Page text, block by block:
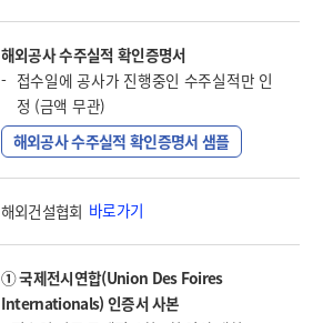
해외공사 수주실적 확인증명서
접수일에 공사가 진행중인 수주실적만 인
정 (금액 무관)
해외공사 수주실적 확인증명서 샘플
해외건설협회 바로가기
① 국제전시연합(Union Des Foires
Internationals) 인증서 사본